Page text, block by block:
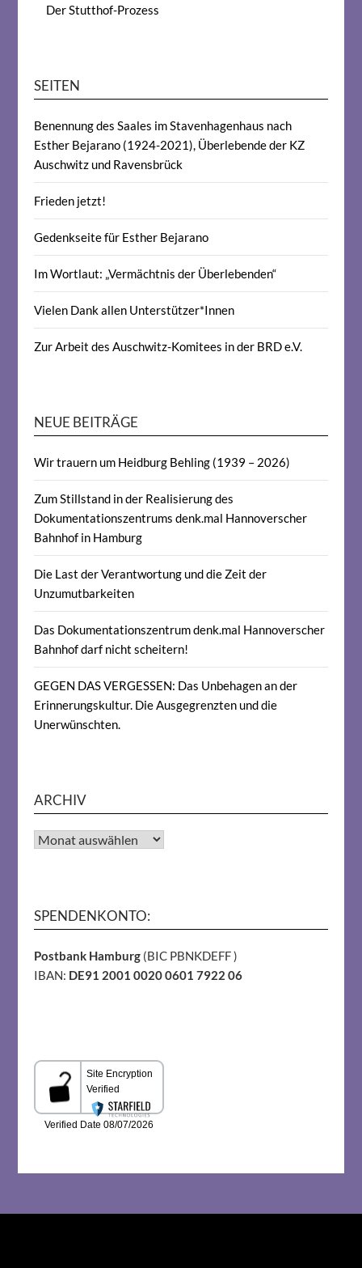
Der Stutthof-Prozess
SEITEN
Benennung des Saales im Stavenhagenhaus nach
Esther Bejarano (1924-2021), Überlebende der KZ
Auschwitz und Ravensbrück
Frieden jetzt!
Gedenkseite für Esther Bejarano
Im Wortlaut: „Vermächtnis der Überlebenden“
Vielen Dank allen Unterstützer*Innen
Zur Arbeit des Auschwitz-Komitees in der BRD e.V.
NEUE BEITRÄGE
Wir trauern um Heidburg Behling (1939 – 2026)
Zum Stillstand in der Realisierung des
Dokumentationszentrums denk.mal Hannoverscher
Bahnhof in Hamburg
Die Last der Verantwortung und die Zeit der
Unzumutbarkeiten
Das Dokumentationszentrum denk.mal Hannoverscher
Bahnhof darf nicht scheitern!
GEGEN DAS VERGESSEN: Das Unbehagen an der
Erinnerungskultur. Die Ausgegrenzten und die
Unerwünschten.
ARCHIV
Archiv
SPENDENKONTO:
Postbank Hamburg (BIC PBNKDEFF )
IBAN: DE91 2001 0020 0601 7922 06